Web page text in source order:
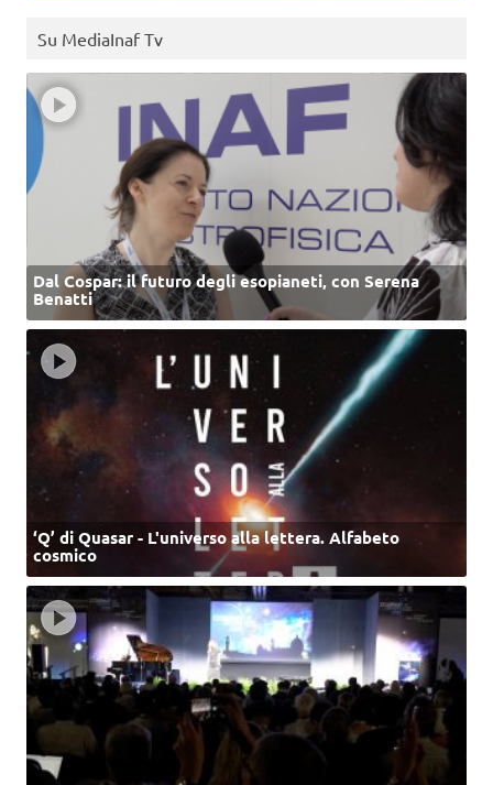
Su MediaInaf Tv
Dal Cospar: il futuro degli esopianeti, con Serena
Benatti
‘Q’ di Quasar - L'universo alla lettera. Alfabeto
cosmico